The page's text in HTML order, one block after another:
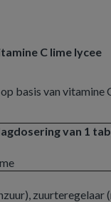
C lime lycee
basis van vitamine
van 1